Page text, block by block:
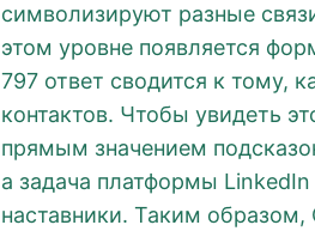
символизируют разные
этом уровне появляется
797 ответ сводится к тому,
контактов. Чтобы увидеть
прямым значением
а задача платформы
наставники. Таким